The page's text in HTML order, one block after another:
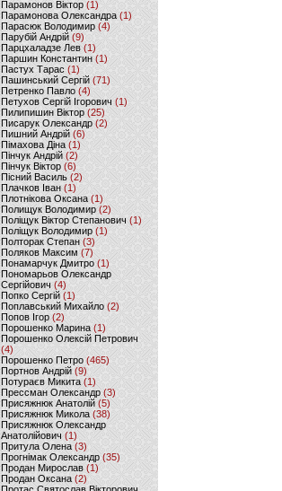
Парамонов Віктор (1)
Парамонова Олександра(1)
Парасюк Володимир(4)
Парубій Андрій (9)
Парцхаладзе Лев (1)
Паршин Константин(1)
Пастух Тарас (1)
Пашинський Сергій (71)
Петренко Павло (4)
Петухов Сергій Ігорович (1)
Пилипишин Віктор(25)
Писарук Олександр(2)
Пишний Андрій (6)
Пімахова Діна(1)
Пінчук Андрій(2)
Пінчук Віктор (6)
Пісний Василь (2)
Плачков Іван(1)
Плотнікова Оксана (1)
Полищук Володимир(2)
Поліщук Віктор Степанович(1)
Поліщук Володимир (1)
Полторак Степан(3)
Поляков Максим (7)
Понамарчук Дмитро (1)
Пономарьов Олександр
Сергійович(4)
Попко Сергій (1)
Поплавський Михайло (2)
Попов Ігор(2)
Порошенко Марина (1)
Порошенко Олексій Петрович
(4)
Порошенко Петро (465)
Портнов Андрій (9)
Потураєв Микита(1)
Прессман Олександр(3)
Присяжнюк Анатолій (5)
Присяжнюк Микола (38)
Присяжнюк Олександр
Анатолійович (1)
Притула Олена (3)
Прогнімак Олександр(35)
Продан Мирослав(1)
Продан Оксана (2)